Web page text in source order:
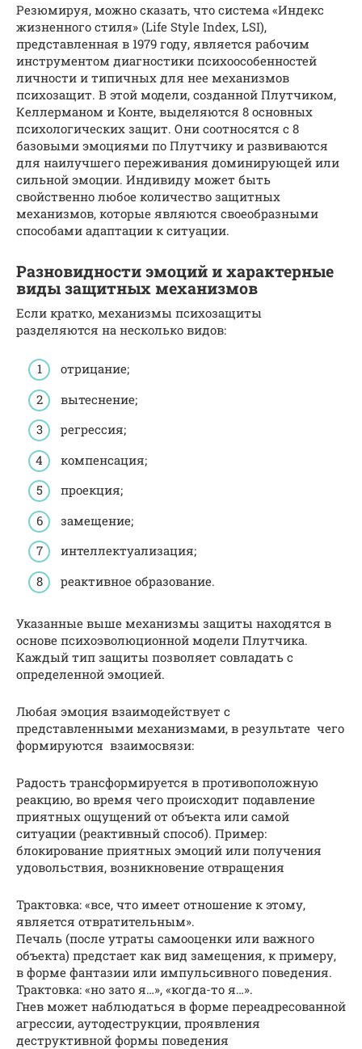
Резюмируя, можно сказать, что система «Индекс
жизненного стиля» (Life Style Index, LSI),
представленная в 1979 году, является рабочим
инструментом диагностики психоособенностей
личности и типичных для нее механизмов
психозащит. В этой модели, созданной Плутчиком,
Келлерманом и Конте, выделяются 8 основных
психологических защит. Они соотносятся с 8
базовыми эмоциями по Плутчику и развиваются
для наилучшего переживания доминирующей или
сильной эмоции. Индивиду может быть
свойственно любое количество защитных
механизмов, которые являются своеобразными
способами адаптации к ситуации.
Разновидности эмоций и характерные
виды защитных механизмов
Если кратко, механизмы психозащиты
разделяются на несколько видов:
отрицание;
вытеснение;
регрессия;
компенсация;
проекция;
замещение;
интеллектуализация;
реактивное образование.
Указанные выше механизмы защиты находятся в
основе психоэволюционной модели Плутчика.
Каждый тип защиты позволяет совладать с
определенной эмоцией.
Любая эмоция взаимодействует с
представленными механизмами, в результате чего
формируются взаимосвязи:
Радость трансформируется в противоположную
реакцию, во время чего происходит подавление
приятных ощущений от объекта или самой
ситуации (реактивный способ). Пример:
блокирование приятных эмоций или получения
удовольствия, возникновение отвращения
Трактовка: «все, что имеет отношение к этому,
является отвратительным».
Печаль (после утраты самооценки или важного
объекта) предстает как вид замещения, к примеру,
в форме фантазии или импульсивного поведения.
Трактовка: «но зато я…», «когда-то я…».
Гнев может наблюдаться в форме переадресованной
агрессии, аутодеструкции, проявления
деструктивной формы поведения